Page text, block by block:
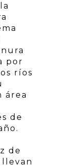
por
ríos
área
de
de